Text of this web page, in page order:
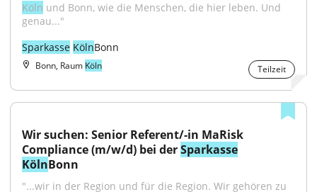
Köln und Bonn, wie die Menschen, die hier leben. Und
genau..."
Sparkasse KölnBonn
Bonn, Raum Köln Teilzeit
Wir suchen: Senior Referent/-in MaRisk
Compliance (m/w/d) bei der Sparkasse
KölnBonn